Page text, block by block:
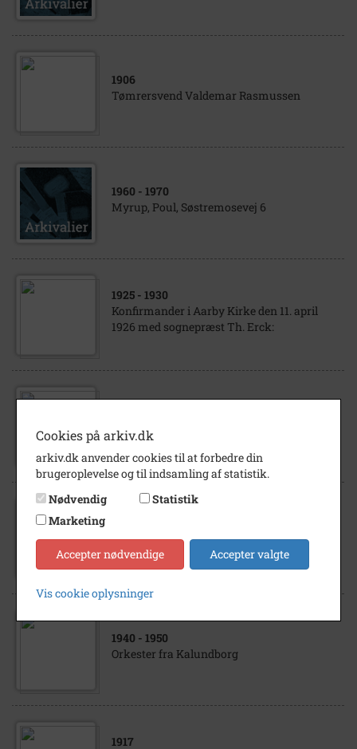
1906
Tømrersvend Valdemar Rasmussen
1960 - 1970
Myrup, Poul, Søstremosevej 6
1925 - 1930
Konfirmander i Aarby Kirke den 11. april
1926 med sognepræst Th. Erck:
1916/1917
Sangforening"
1940 - 1950
Orkester fra Kalundborg
1917
Cookies på arkiv.dk
arkiv.dk anvender cookies til at forbedre din
brugeroplevelse og til indsamling af statistik.
Nødvendig
Statistik
Marketing
Accepter nødvendige Accepter valgte
Vis cookie oplysninger